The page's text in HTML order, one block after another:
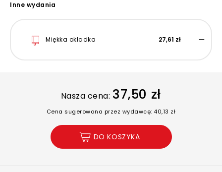
Inne wydania
Miękka okładka 27,61 zł
Nasza cena: 37,50 zł
Cena sugerowana przez wydawcę: 40,13 zł
DO KOSZYKA